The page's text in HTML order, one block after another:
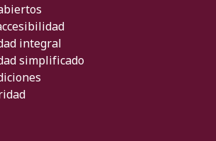
integral
simplificado